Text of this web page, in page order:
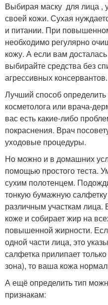
Выбирая маску для лица ,
своей кожи. Сухая
и питании. При
необходимо регулярно
кожу. А если вам
выбирайте средства без
агрессивных консервантов.
Лучший способ
косметолога или врача-
вас есть какие-либо
покраснения. Врач
уходовые процедуры.
Но можно и в домашних
помощью простого теста.
сухим полотенцем.
тонкую бумажную
различным участкам лица.
коже и собирает жир на
повышенной жирности.
одной части лица, это
салфетка прилипает
зона), то ваша кожа
А ещё определить тип
признакам: